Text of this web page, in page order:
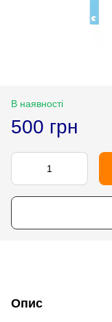
В наявності
500 грн
Опис